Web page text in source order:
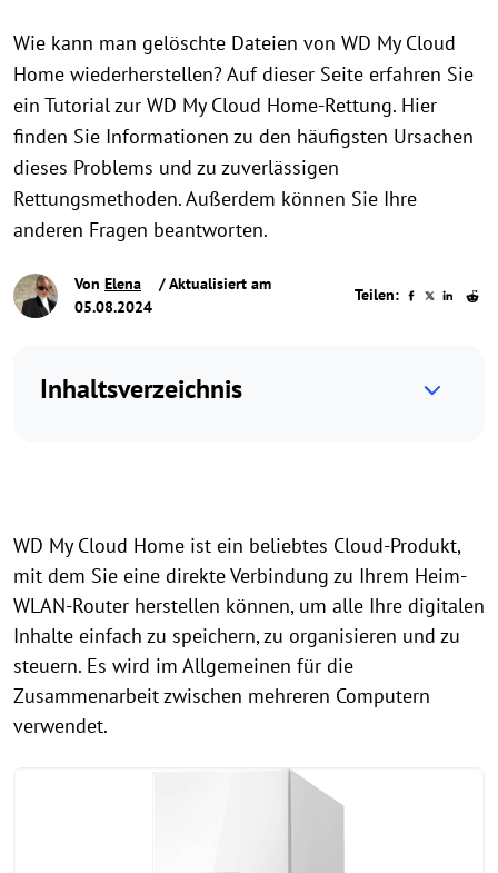
Wie kann man gelöschte Dateien von WD My Cloud
Home wiederherstellen? Auf dieser Seite erfahren Sie
ein Tutorial zur WD My Cloud Home-Rettung. Hier
finden Sie Informationen zu den häufigsten Ursachen
dieses Problems und zu zuverlässigen
Rettungsmethoden. Außerdem können Sie Ihre
anderen Fragen beantworten.
Von Elena
/ Aktualisiert am
05.08.2024
Teilen:
Inhaltsverzeichnis
WD My Cloud Home ist ein beliebtes Cloud-Produkt,
mit dem Sie eine direkte Verbindung zu Ihrem Heim-
WLAN-Router herstellen können, um alle Ihre digitalen
Inhalte einfach zu speichern, zu organisieren und zu
steuern. Es wird im Allgemeinen für die
Zusammenarbeit zwischen mehreren Computern
verwendet.